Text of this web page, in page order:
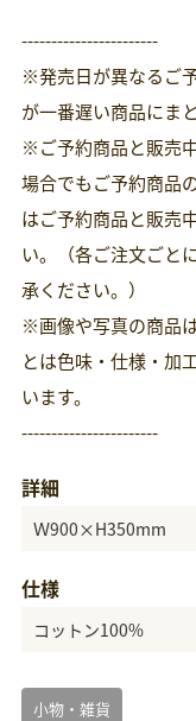
-----------------------
※発売日が異なるご
が一番遅い商品にま
※ご予約商品と販売
場合でもご予約商品
はご予約商品と販売
い。（各ご注文ごと
承ください。）
※画像や写真の商品
とは色味・仕様・加
います。
-----------------------
詳細
Ｗ900×H350mm
仕様
コットン100%
小物・雑貨